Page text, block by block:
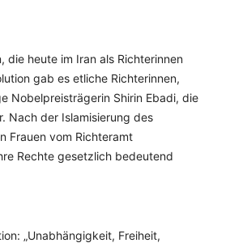
die heute im Iran als Richterinnen
gab es etliche Richterinnen,
Nobelpreisträgerin Shirin Ebadi, die
Nach der Islamisierung des
Frauen vom Richteramt
Rechte gesetzlich bedeutend
„Unabhängigkeit, Freiheit,